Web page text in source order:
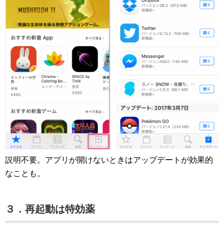
説明不要。アプリが開けないときはアップデートが効果的
なことも。
３．再起動は特効薬